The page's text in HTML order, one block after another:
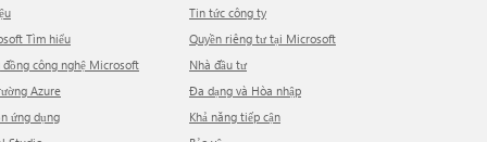
Tìm hiểu
đồng công nghệ Microsoft
Azure
ứng dụng
tin tức công ty
Quyền riêng tư tại Microsoft
Nhà đầu tư
Đa dạng và Hòa nhập
Khả năng tiếp cận